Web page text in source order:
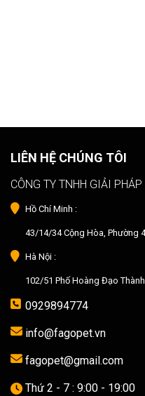
LIÊN HỆ CHÚNG TÔI
CÔNG TY TNHH GIẢI
Hồ Chí Minh :
43/14/34 Cộng Hòa, Phường
Hà Nội :
102/51 Phố Hoàng Đạo
0929894774
info@fagopet.vn
fagopet@gmail.com
Thứ 2 - 7 : 9:00 - 19:00